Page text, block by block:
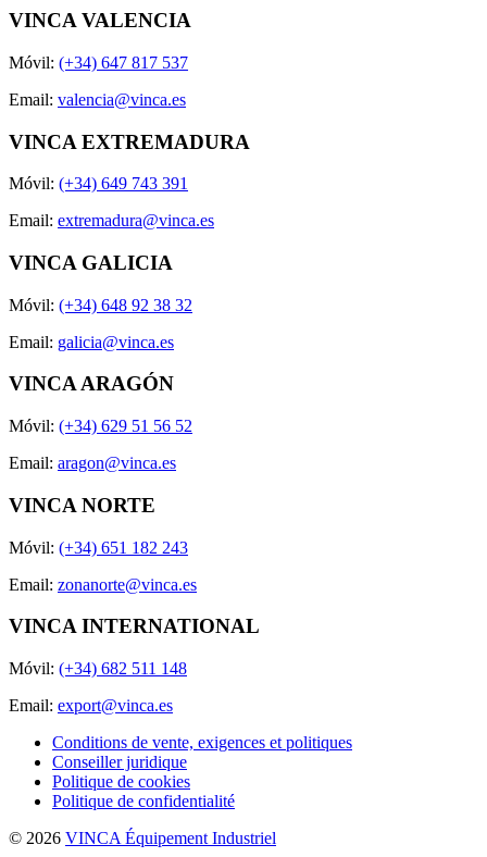
VINCA VALENCIA
Móvil: (+34) 647 817 537
Email: valencia@vinca.es
VINCA EXTREMADURA
Móvil: (+34) 649 743 391
Email: extremadura@vinca.es
VINCA GALICIA
Móvil: (+34) 648 92 38 32
Email: galicia@vinca.es
VINCA ARAGÓN
Móvil: (+34) 629 51 56 52
Email: aragon@vinca.es
VINCA NORTE
Móvil: (+34) 651 182 243
Email: zonanorte@vinca.es
VINCA INTERNATIONAL
Móvil: (+34) 682 511 148
Email: export@vinca.es
Conditions de vente, exigences et politiques
Conseiller juridique
Politique de cookies
Politique de confidentialité
© 2026 VINCA Équipement Industriel